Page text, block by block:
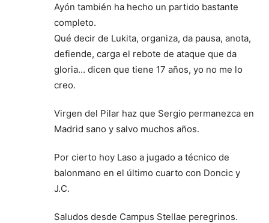
Ayón también ha hecho un partido bastante
completo.
Qué decir de Lukita, organiza, da pausa, anota,
defiende, carga el rebote de ataque que da
gloria… dicen que tiene 17 años, yo no me lo
creo.
Virgen del Pilar haz que Sergio permanezca en
Madrid sano y salvo muchos años.
Por cierto hoy Laso a jugado a técnico de
balonmano en el último cuarto con Doncic y
J.C.
Saludos desde Campus Stellae peregrinos.